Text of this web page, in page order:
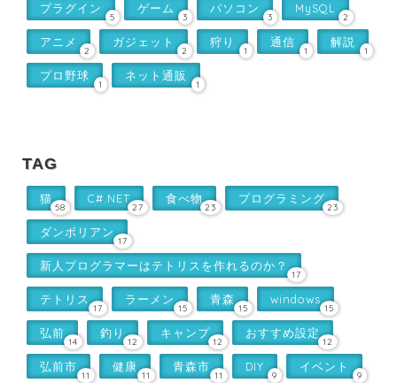
プラグイン
5
ゲーム
3
パソコン
3
MySQL
2
アニメ
2
ガジェット
2
狩り
1
通信
1
解説
1
プロ野球
1
ネット通販
1
TAG
猫
58
C#.NET
27
食べ物
23
プログラミング
23
ダンボリアン
17
新人プログラマーはテトリスを作れるのか？
17
テトリス
17
ラーメン
15
青森
15
windows
15
弘前
14
釣り
12
キャンプ
12
おすすめ設定
12
弘前市
11
健康
11
青森市
11
DIY
9
イベント
9